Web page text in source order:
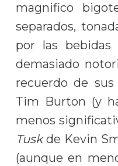
magnifico
separados,
por las bebidas
demasiado
recuerdo de
Tim Burton (y
menos
Tuskde Kevin
(aunque en